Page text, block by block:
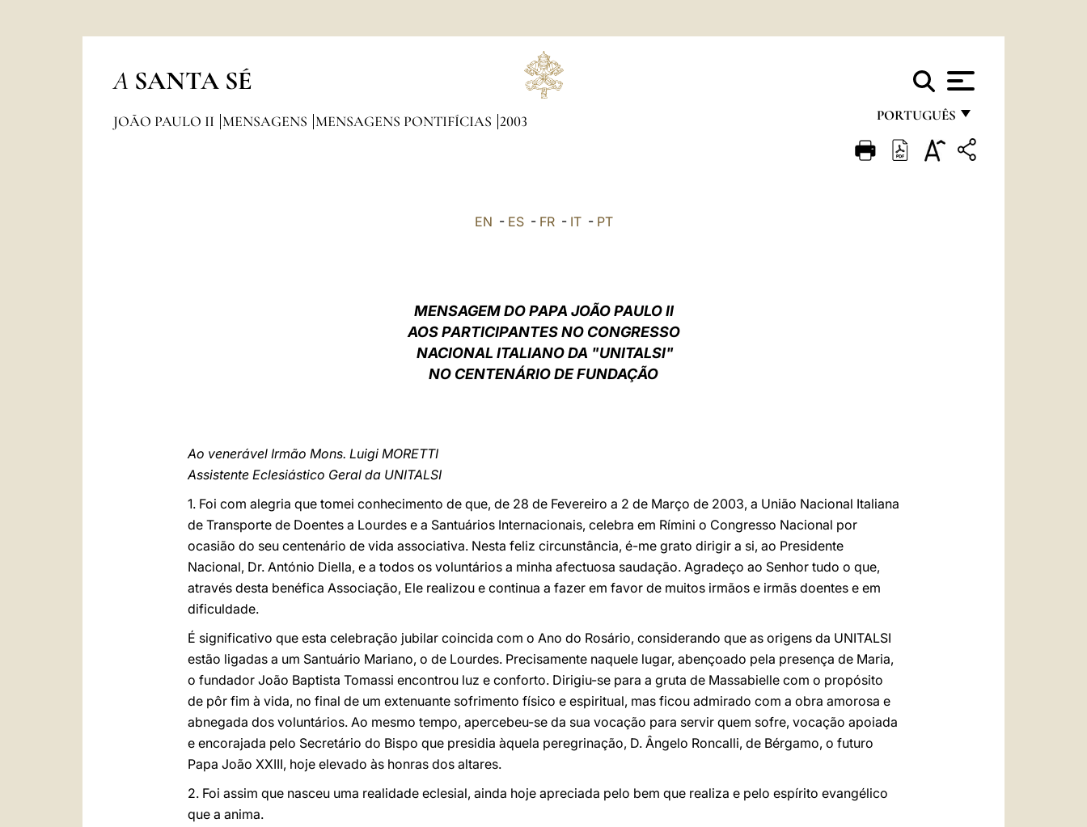
A SANTA SÉ
PORTUGUÊS
FRANÇAIS
JOÃO PAULO II MENSAGENS MENSAGENS PONTIFÍCIAS 2003
EN - ES- FR- IT- PT
MENSAGEM DO PAPA JOÃO PAULO II
AOS PARTICIPANTES NO CONGRESSO
NACIONAL ITALIANO DA "UNITALSI"
NO CENTENÁRIO DE FUNDAÇÃO
Ao venerável Irmão Mons. Luigi MORETTI
Assistente Eclesiástico Geral da UNITALSI
1. Foi com alegria que tomei conhecimento de que, de 28 de Fevereiro a 2 de Março de 2003, a União Nacional Italiana
de Transporte de Doentes a Lourdes e a Santuários Internacionais, celebra em Rímini o Congresso Nacional por
ocasião do seu centenário de vida associativa. Nesta feliz circunstância, é-me grato dirigir a si, ao Presidente
Nacional, Dr. António Diella, e a todos os voluntários a minha afectuosa saudação. Agradeço ao Senhor tudo o que,
através desta benéfica Associação, Ele realizou e continua a fazer em favor de muitos irmãos e irmãs doentes e em
dificuldade.
É significativo que esta celebração jubilar coincida com o Ano do Rosário, considerando que as origens da UNITALSI
estão ligadas a um Santuário Mariano, o de Lourdes. Precisamente naquele lugar, abençoado pela presença de Maria,
o fundador João Baptista Tomassi encontrou luz e conforto. Dirigiu-se para a gruta de Massabielle com o propósito
de pôr fim à vida, no final de um extenuante sofrimento físico e espiritual, mas ficou admirado com a obra amorosa e
abnegada dos voluntários. Ao mesmo tempo, apercebeu-se da sua vocação para servir quem sofre, vocação apoiada
e encorajada pelo Secretário do Bispo que presidia àquela peregrinação, D. Ângelo Roncalli, de Bérgamo, o futuro
Papa João XXIII, hoje elevado às honras dos altares.
2. Foi assim que nasceu uma realidade eclesial, ainda hoje apreciada pelo bem que realiza e pelo espírito evangélico
que a anima.